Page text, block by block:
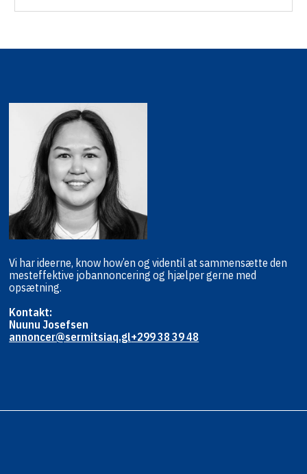
Vi har ideerne, know how’en og videntil at sammensætte den
mesteffektive jobannoncering og hjælpergerne med
opsætning.
Kontakt:
Nuunu Josefsen
annoncer@sermitsiaq.gl+299 38 39 48